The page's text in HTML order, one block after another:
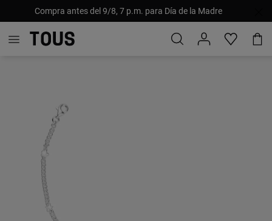
Compra antes del 9/8, 7 p.m. para Día de la Madre